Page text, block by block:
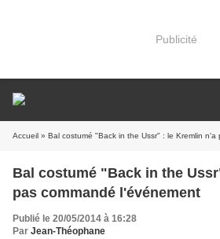
Publicité
Accueil » Bal costumé "Back in the Ussr" : le Kremlin n'a
Bal costumé "Back in the
pas commandé l'événement
Publié le 20/05/2014 à 16:28
Par Jean-Théophane